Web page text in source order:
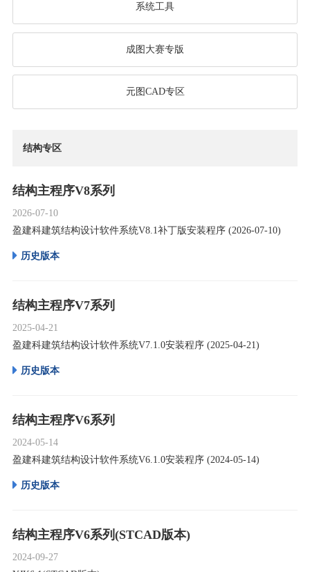
系统工具
成图大赛专版
元图CAD专区
结构专区
结构主程序V8系列
2026-07-10
盈建科建筑结构设计软件系统V8.1补丁版安装程序 (2026-07-10)
历史版本
结构主程序V7系列
2025-04-21
盈建科建筑结构设计软件系统V7.1.0安装程序 (2025-04-21)
历史版本
结构主程序V6系列
2024-05-14
盈建科建筑结构设计软件系统V6.1.0安装程序 (2024-05-14)
历史版本
结构主程序V6系列(STCAD版本)
2024-09-27